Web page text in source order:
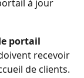
à jour
portail
recevoir
de clients.